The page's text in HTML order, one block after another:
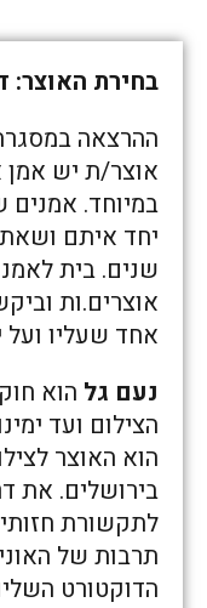
בחירת האוצר:
ההרצאה
אוצר/ת יש אמן
במיוחד.
יחד איתם
אוצרים.ות
אחד שעליו ועל
נעם גל הוא
הוא האוצר
בירושלים. את
לתקשורת
תרבות של
הדוקטורט